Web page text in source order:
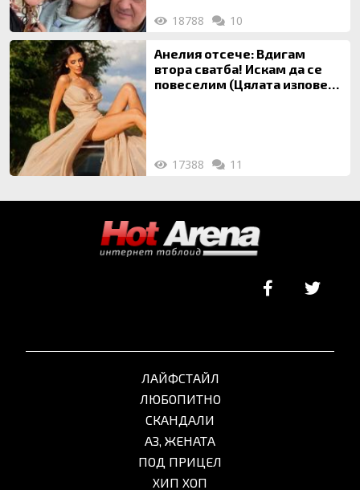
18788 10
Анелия отсече: Вдигам
втора сватба! Искам да се
повеселим (Цялата изповед
17388 11
ЛАЙФСТАЙЛ
ЛЮБОПИТНО
СКАНДАЛИ
АЗ, ЖЕНАТА
ПОД ПРИЦЕЛ
ХИП ХОП